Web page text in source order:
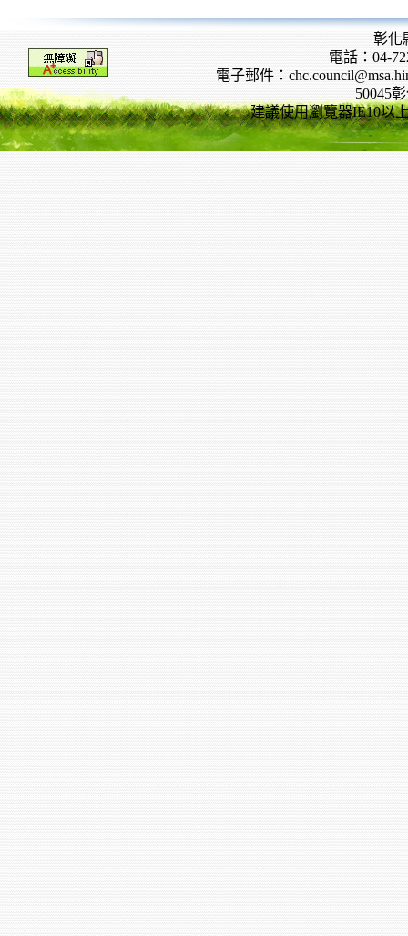
彰化
電話：04-
電子郵件：
50045
建議使用瀏覽器IE10以